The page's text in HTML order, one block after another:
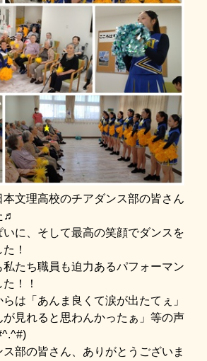
本文理高校のチアダンス部の皆さん
♬
に、そして最高の笑顔でダンスを
！
私たち職員も迫力あるパフォーマン
！！
は「あんま良くて涙が出たてぇ」
が見れると思わんかったぁ」等の声
部の皆さん、ありがとうございま